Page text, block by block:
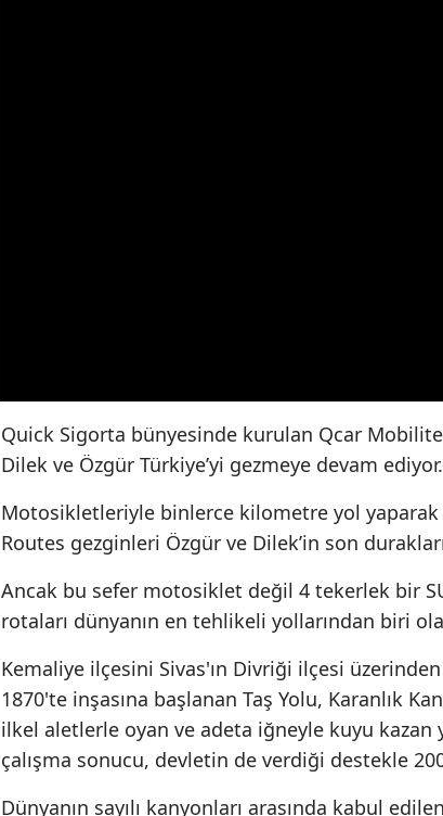
Quick Sigorta bünyesinde kurulan Qcar
Dilek ve Özgür Türkiye’yi gezmeye devam ediyor.
Motosikletleriyle binlerce kilometre yol yaparak
Routes gezginleri Özgür ve Dilek’in son
Ancak bu sefer motosiklet değil 4 tekerlek bir
rotaları dünyanın en tehlikeli yollarından biri
Kemaliye ilçesini Sivas'ın Divriği ilçesi
1870'te inşasına başlanan Taş Yolu, Karanlık
ilkel aletlerle oyan ve adeta iğneyle kuyu kazan
çalışma sonucu, devletin de verdiği destekle
Dünyanın sayılı kanyonları arasında kabul